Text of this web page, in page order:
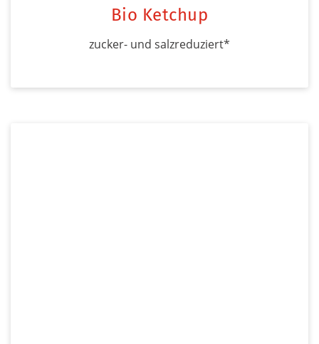
Bio Ketchup
zucker- und salzreduziert*